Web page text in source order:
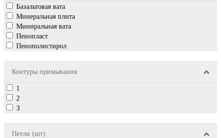
Базальтовая вата
Минеральная плита
Миниральная вата
Пенопласт
Пенополистирол
Контуры примыкания
1
2
3
Петли (шт)